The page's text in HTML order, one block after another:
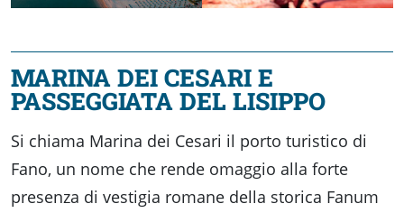
MARINA DEI CESARI E
PASSEGGIATA DEL LISIPPO
Si chiama Marina dei Cesari il porto turistico di
Fano, un nome che rende omaggio alla forte
presenza di vestigia romane della storica Fanum